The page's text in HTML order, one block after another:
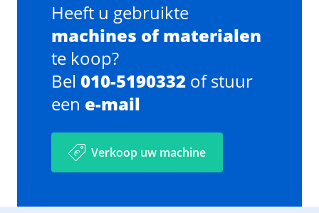
Heeft u gebruikte
machines of materialen
te koop?
Bel 010-5190332 of stuur
een e-mail
Verkoop uw machine